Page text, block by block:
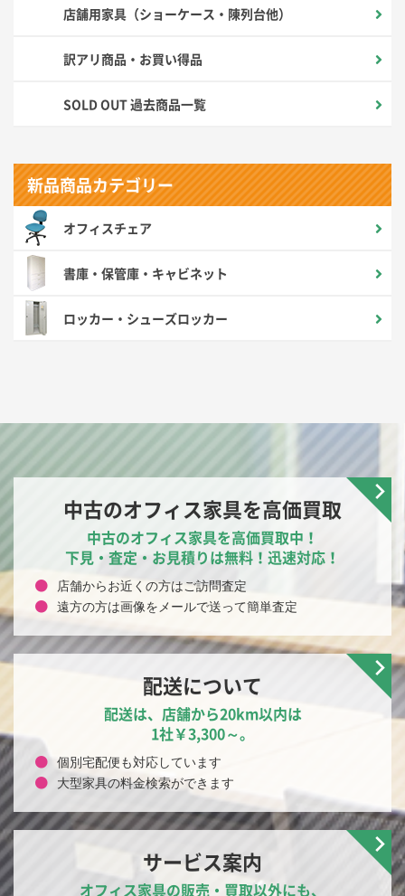
店舗用家具（ショーケース・陳列台他）
訳アリ商品・お買い得品
SOLD OUT 過去商品一覧
新品商品カテゴリー
オフィスチェア
書庫・保管庫・キャビネット
ロッカー・シューズロッカー
中古のオフィス家具を高価買取
中古のオフィス家具を高価買取中！
下見・査定・お見積りは無料！迅速対応！
店舗からお近くの方はご訪問査定
遠方の方は画像をメールで送って簡単査定
配送について
配送は、店舗から20km以内は
1社￥3,300～。
個別宅配便も対応しています
大型家具の料金検索ができます
サービス案内
オフィス家具の販売・買取以外にも、